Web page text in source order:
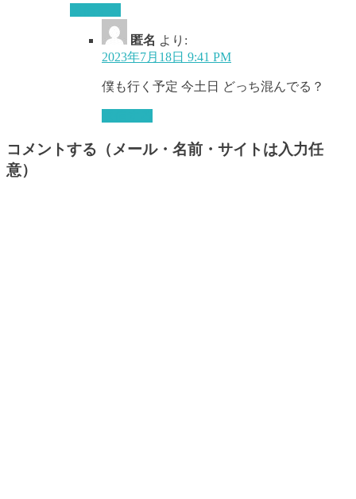
匿名 より:
2023年7月18日 9:41 PM
僕も行く予定 今土日 どっち混んでる？
コメントする（メール・名前・サイトは入力任
意）